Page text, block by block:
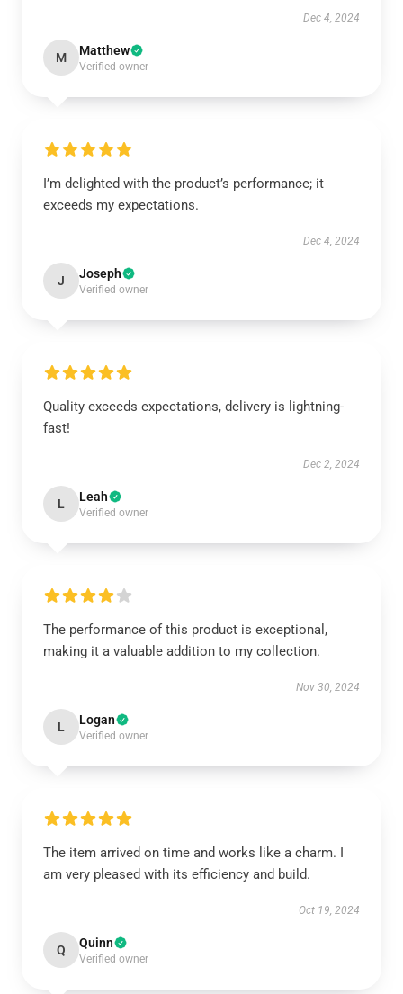
Dec 4, 2024
M Matthew
Verified owner
I’m delighted with the product’s performance; it
exceeds my expectations.
Dec 4, 2024
J Joseph
Verified owner
Quality exceeds expectations, delivery is lightning-
fast!
Dec 2, 2024
L Leah
Verified owner
The performance of this product is exceptional,
making it a valuable addition to my collection.
Nov 30, 2024
L Logan
Verified owner
The item arrived on time and works like a charm. I
am very pleased with its efficiency and build.
Oct 19, 2024
Q Quinn
Verified owner